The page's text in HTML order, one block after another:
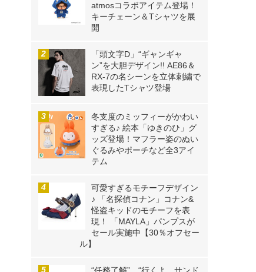
atmosコラボアイテム登場！
キーチェーン＆Tシャツを展
開
「頭文字D」“ギャンギャ
ン”を大胆デザイン!! AE86＆
RX-7の名シーンを立体刺繍で
表現したTシャツ登場
冬支度のミッフィーがかわい
すぎる♪ 絵本「ゆきのひ」グ
ッズ登場！マフラー姿のぬい
ぐるみやポーチなど全3アイ
テム
可愛すぎるモチーフデザイン
♪ 「名探偵コナン」コナン&
怪盗キッドのモチーフを表
現！ 「MAYLA」パンプスが
セール実施中【30％オフセー
ル】